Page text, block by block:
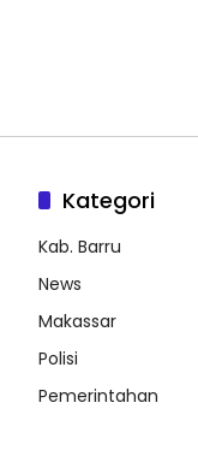
Kategori
Kab. Barru
News
Makassar
Polisi
Pemerintahan